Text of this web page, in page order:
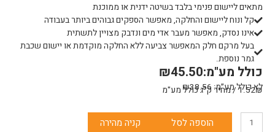
מתאים ליישום פנימי בלבד בשיטה ידנית או ממוכנת
קל ונוח ליישום והחלקה, מאפשר הספקים גבוהים ביותר בעבודה
אינו נסדק, מאפשר מעבר אדי מים ונדבק מצויין לתשתית
בעל מרקם חלק המאפשר צביעה ללא החלקה מוקדמת או יישום שכבת
גמר נוספת.
₪45.50כולל מע"מ:
לא כולל מע״מ: ₪38.56
1.52₪ / מחיר ק"ג כולל מע"מ
כמות
הוספה לסל קניה מהירה